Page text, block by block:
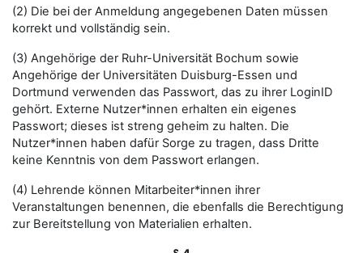
(2) Die bei der Anmeldung angegebenen Daten müssen
korrekt und vollständig sein.
(3) Angehörige der Ruhr-Universität Bochum sowie
Angehörige der Universitäten Duisburg-Essen und
Dortmund verwenden das Passwort, das zu ihrer LoginID
gehört. Externe Nutzer*innen erhalten ein eigenes
Passwort; dieses ist streng geheim zu halten. Die
Nutzer*innen haben dafür Sorge zu tragen, dass Dritte
keine Kenntnis von dem Passwort erlangen.
(4) Lehrende können Mitarbeiter*innen ihrer
Veranstaltungen benennen, die ebenfalls die Berechtigung
zur Bereitstellung von Materialien erhalten.